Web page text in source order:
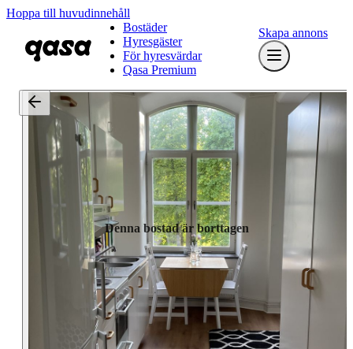
Hoppa till huvudinnehåll
Bostäder
Hyresgäster
För hyresvärdar
Qasa Premium
Skapa annons
Denna bostad är borttagen